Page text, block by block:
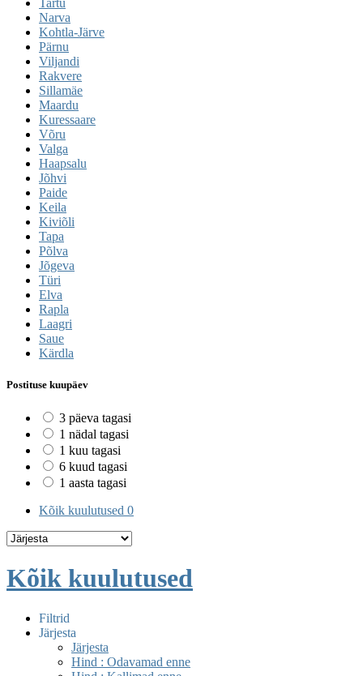
Narva
Kohtla-Järve
Pärnu
Viljandi
Rakvere
Sillamäe
Maardu
Kuressaare
Võru
Valga
Haapsalu
Jõhvi
Paide
Keila
Kiviõli
Tapa
Põlva
Jõgeva
Türi
Elva
Rapla
Laagri
Saue
Kärdla
Postituse kuupäev
3 päeva tagasi
1 nädal tagasi
1 kuu tagasi
6 kuud tagasi
1 aasta tagasi
Kõik kuulutused 0
Kõik kuulutused
Filtrid
Järjesta
Järjesta
Hind : Odavamad enne